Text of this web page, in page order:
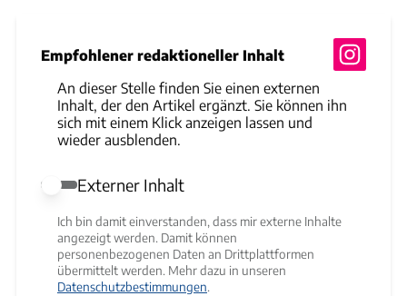
Empfohlener redaktioneller Inhalt
An dieser Stelle finden Sie einen externen
Inhalt, der den Artikel ergänzt. Sie können ihn
sich mit einem Klick anzeigen lassen und
wieder ausblenden.
Externer Inhalt erlauben
Externer Inhalt
Ich bin damit einverstanden, dass mir externe Inhalte
angezeigt werden. Damit können
personenbezogenen Daten an Drittplattformen
übermittelt werden. Mehr dazu in unseren
Datenschutzbestimmungen.